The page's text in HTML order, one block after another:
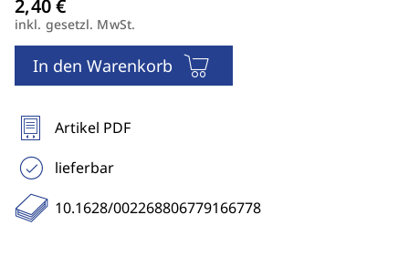
inkl. gesetzl. MwSt.
In den Warenkorb
Artikel PDF
lieferbar
10.1628/002268806779166778